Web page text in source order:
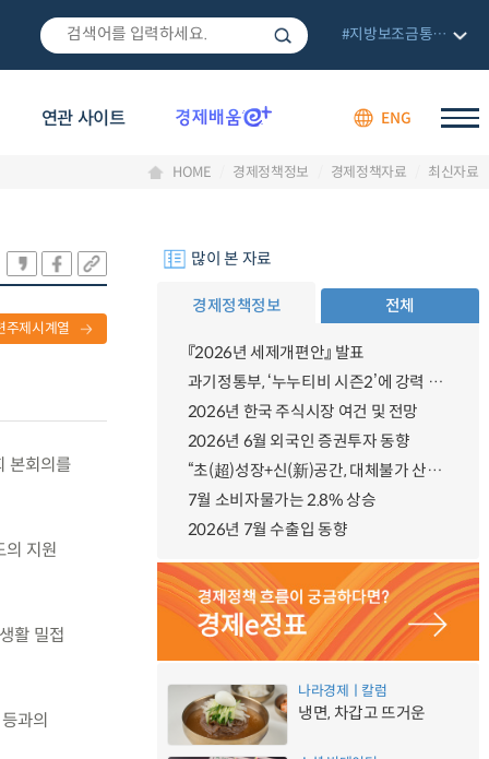
연관 사이트 ENG
#지방보조금통합관리망
HOME 경제정책정보 경제정책자료 최신자료
주제시계열
본회의를
의 지원
활 밀접
과의
많이 본 자료
경제정책정보 전체
『2026년 세제개편안』 발표
과기정통부, ‘누누티비 시즌2’에 강력 대응 의지 밝혀
2026년 한국 주식시장 여건 및 전망
2026년 6월 외국인 증권투자 동향
“초(超)성장+신(新)공간, 대체불가 산업강국”
7월 소비자물가는 2.8% 상승
2026년 7월 수출입 동향
나라경제ㅣ칼럼
냉면, 차갑고 뜨거운